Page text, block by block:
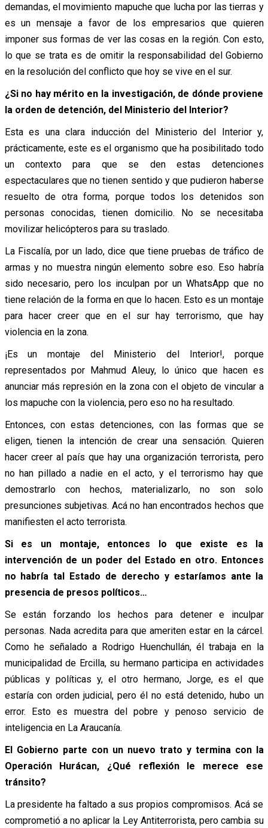
demandas, el movimiento mapuche que lucha por las tierras y
es un mensaje a favor de los empresarios que quieren
imponer sus formas de ver las cosas en la región. Con esto,
lo que se trata es de omitir la responsabilidad del Gobierno
en la resolución del conflicto que hoy se vive en el sur.
¿Si no hay mérito en la investigación, de dónde proviene
la orden de detención, del Ministerio del Interior?
Esta es una clara inducción del Ministerio del Interior y,
prácticamente, este es el organismo que ha posibilitado todo
un contexto para que se den estas detenciones
espectaculares que no tienen sentido y que pudieron haberse
resuelto de otra forma, porque todos los detenidos son
personas conocidas, tienen domicilio. No se necesitaba
movilizar helicópteros para su traslado.
La Fiscalía, por un lado, dice que tiene pruebas de tráfico de
armas y no muestra ningún elemento sobre eso. Eso habría
sido necesario, pero los inculpan por un WhatsApp que no
tiene relación de la forma en que lo hacen. Esto es un montaje
para hacer creer que en el sur hay terrorismo, que hay
violencia en la zona.
¡Es un montaje del Ministerio del Interior!, porque
representados por Mahmud Aleuy, lo único que hacen es
anunciar más represión en la zona con el objeto de vincular a
los mapuche con la violencia, pero eso no ha resultado.
Entonces, con estas detenciones, con las formas que se
eligen, tienen la intención de crear una sensación. Quieren
hacer creer al país que hay una organización terrorista, pero
no han pillado a nadie en el acto, y el terrorismo hay que
demostrarlo con hechos, materializarlo, no son solo
presunciones subjetivas. Acá no han encontrados hechos que
manifiesten el acto terrorista.
Si es un montaje, entonces lo que existe es la
intervención de un poder del Estado en otro. Entonces
no habría tal Estado de derecho y estaríamos ante la
presencia de presos políticos…
Se están forzando los hechos para detener e inculpar
personas. Nada acredita para que ameriten estar en la cárcel.
Como he señalado a Rodrigo Huenchullán, él trabaja en la
municipalidad de Ercilla, su hermano participa en actividades
públicas y políticas y, el otro hermano, Jorge, es el que
estaría con orden judicial, pero él no está detenido, hubo un
error. Esto es muestra del pobre y penoso servicio de
inteligencia en La Araucanía.
El Gobierno parte con un nuevo trato y termina con la
Operación Hurácan, ¿Qué reflexión le merece ese
tránsito?
La presidente ha faltado a sus propios compromisos. Acá se
comprometió a no aplicar la Ley Antiterrorista, pero cambia su